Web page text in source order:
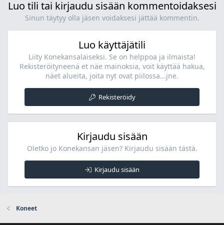
Luo tili tai kirjaudu sisään kommentoidaksesi
Sinun täytyy olla jäsen voidaksesi jättää kommentin.
Luo käyttäjätili
Liity Konekansalaiseksi. Se on helppoa ja ilmaista!
Rekisteröityneenä et näe mainoksia, voit käyttää hakua,
näet alueita, joita nyt ovat piilossa...jne.
Rekisteröidy
Kirjaudu sisään
Oletko jo Konekansan jäsen? Kirjaudu sisään tästä.
Kirjaudu sisään
Koneet